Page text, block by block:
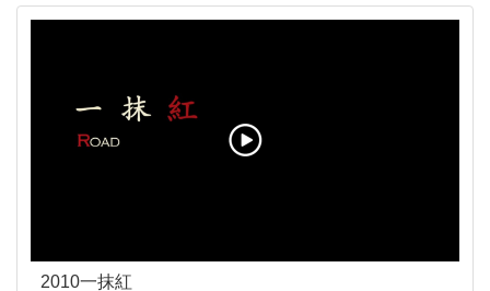
2010一抹紅